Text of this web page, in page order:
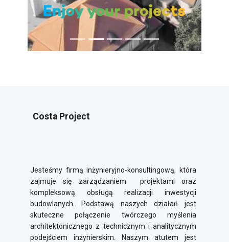
Costa Project
Jesteśmy firmą inżynieryjno-konsultingową, która
zajmuje się zarządzaniem projektami oraz
kompleksową obsługą realizacji inwestycji
budowlanych. Podstawą naszych działań jest
skuteczne połączenie twórczego myślenia
architektonicznego z technicznym i analitycznym
podejściem inżynierskim. Naszym atutem jest